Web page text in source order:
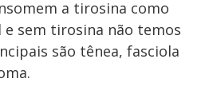
a tirosina como
sem tirosina não temos
são tênea, fasciola